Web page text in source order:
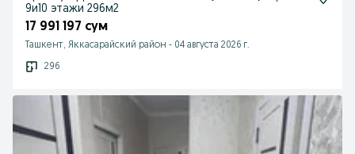
9и10 этажи 296м2
17 991 197 сум
Ташкент, Яккасарайский район - 04 августа 2026 г.
296